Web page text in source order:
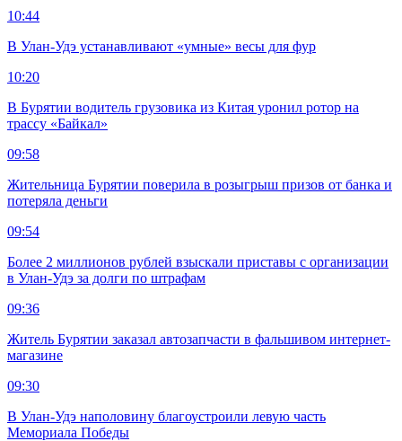
10:44
В Улан-Удэ устанавливают «умные» весы для фур
10:20
В Бурятии водитель грузовика из Китая уронил ротор на
трассу «Байкал»
09:58
Жительница Бурятии поверила в розыгрыш призов от банка и
потеряла деньги
09:54
Более 2 миллионов рублей взыскали приставы с организации
в Улан-Удэ за долги по штрафам
09:36
Житель Бурятии заказал автозапчасти в фальшивом интернет-
магазине
09:30
В Улан-Удэ наполовину благоустроили левую часть
Мемориала Победы